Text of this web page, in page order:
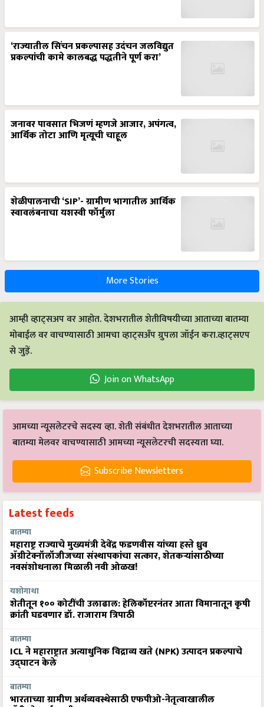
‘राज्यातील सिंचन प्रकल्पासह उदंचन जलविद्युत
प्रकल्पांची कामे कालबद्ध पद्धतीने पूर्ण करा’
जनावर पावसात भिजणं म्हणजे आजार, अपंगत्व,
आर्थिक तोटा आणि मृत्यूची चाहूल
शेळीपालनाची ‘SIP’- ग्रामीण भागातील आर्थिक
स्वावलंबनाचा यशस्वी फॉर्मुला
More Stories
आम्ही व्हाट्सअप वर आहोत. देशभरातील शेतीविषयीच्या आताच्या बातम्या
मोबाईल वर वाचण्यासाठी आमचा व्हाट्सअँप ग्रुपला जॉईन करा.व्हाट्सएप
से जुड़ें.
Join on WhatsApp
आमच्या न्यूसलेटरचे सदस्य व्हा. शेती संबंधीत देशभरातील आताच्या
बातम्या मेलवर वाचण्यासाठी आमच्या न्यूसलेटरची सदस्यता घ्या.
Subscribe Newsletters
Latest feeds
बातम्या
महाराष्ट्र राज्याचे मुख्यमंत्री देवेंद्र फडणवीस यांच्या हस्ते ध्रुव
ॲग्रीटेक्नॉलॉजीजच्या संस्थापकांचा सत्कार, शेतकऱ्यांसाठीच्या
नवसंशोधनाला मिळाली नवी ओळख!
यशोगाथा
शेतीतून १०० कोटींची उलाढाल: हेलिकॉप्टरनंतर आता विमानातून कृषी
क्रांती घडवणार डॉ. राजाराम त्रिपाठी
बातम्या
ICL ने महाराष्ट्रात अत्याधुनिक विद्राव्य खते (NPK) उत्पादन प्रकल्पाचे
उद्घाटन केले
बातम्या
भारताच्या ग्रामीण अर्थव्यवस्थेसाठी एफपीओ-नेतृत्वाखालील